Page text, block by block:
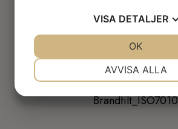
Brandslang_ISO7010
Brandfilt_ISO7010
VISA DETALJER
MARKNADSFÖRING
AVVISA ALLA
OK